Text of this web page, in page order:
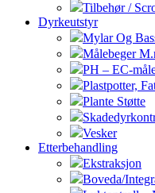
Tilbehør /
Dyrkeutstyr
Mylar Og
Målebeger
PH – EC-
Plastpotter,
Plante Støtte
Vesker
Etterbehandling
Ekstraksjon
Boveda/